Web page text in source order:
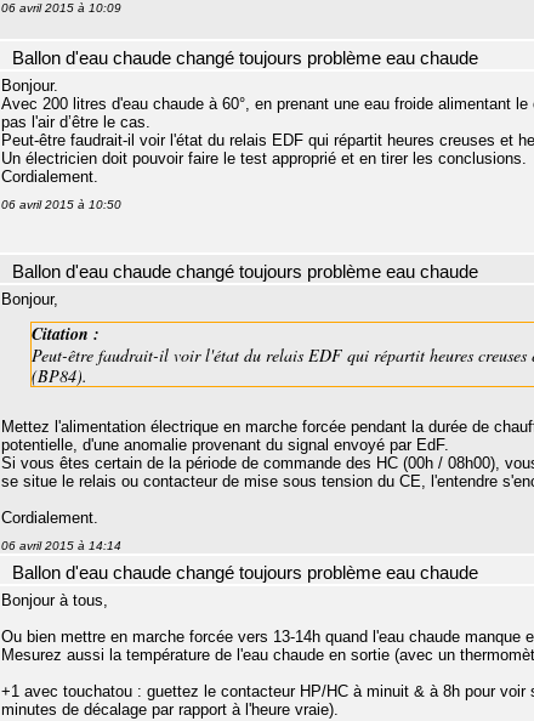
06 avril 2015 à 10:09
Ballon d'eau chaude changé toujours problème eau chaude
Bonjour.
Avec 200 litres d'eau chaude à 60°, en prenant une eau froide alimentant
pas l'air d’être le cas.
Peut-être faudrait-il voir l'état du relais EDF qui répartit heures creuses et
Un électricien doit pouvoir faire le test approprié et en tirer les conclusions.
Cordialement.
06 avril 2015 à 10:50
Ballon d'eau chaude changé toujours problème eau chaude
Bonjour,
Citation :
Peut-être faudrait-il voir l'état du relais EDF qui répartit heures creuses
(BP84).
Mettez l'alimentation électrique en marche forcée pendant la durée de
potentielle, d'une anomalie provenant du signal envoyé par EdF.
Si vous êtes certain de la période de commande des HC (00h / 08h00),
se situe le relais ou contacteur de mise sous tension du CE, l'entendre
Cordialement.
06 avril 2015 à 14:14
Ballon d'eau chaude changé toujours problème eau chaude
Bonjour à tous,
Ou bien mettre en marche forcée vers 13-14h quand l'eau chaude manque
Mesurez aussi la température de l'eau chaude en sortie (avec un
+1 avec touchatou : guettez le contacteur HP/HC à minuit & à 8h pour
minutes de décalage par rapport à l'heure vraie).